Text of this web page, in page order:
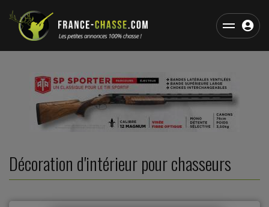
Décoration d'intérieur pour chasseurs